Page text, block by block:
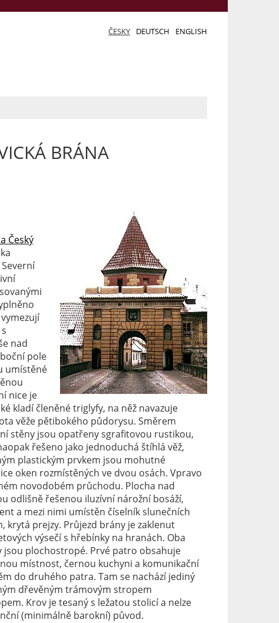
ČESKY DEUTSCH ENGLISH
BRÁNA
Český
nad
pole
umístěné
nice je
kladí členěné triglyfy, na něž navazuje
věže pětibokého půdorysu. Směrem
stěny jsou opatřeny sgrafitovou rustikou,
řešeno jako jednoduchá štíhlá věž,
plastickým prvkem jsou mohutné
oken rozmístěných ve dvou osách. Vpravo
novodobém průchodu. Plocha nad
odlišně řešenou iluzívní nárožní bosáží,
a mezi nimi umístěn číselník slunečních
krytá prejzy. Průjezd brány je zaklenut
výsečí s hřebínky na hranách. Oba
plochostropé. Prvé patro obsahuje
místnost, černou kuchyni a komunikační
do druhého patra. Tam se nachází jediný
dřevěným trámovým stropem
Krov je tesaný s ležatou stolicí a nelze
(minimálně barokní) původ.